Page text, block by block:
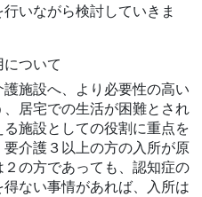
いながら検討していきま
ついて
施設へ、より必要性の高い
居宅での生活が困難とされ
施設としての役割に重点を
介護３以上の方の入所が原
の方であっても、認知症の
ない事情があれば、入所は